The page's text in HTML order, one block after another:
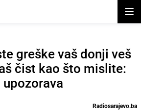
greške vaš donji veš
čist kao što mislite:
Radiosarajevo.ba